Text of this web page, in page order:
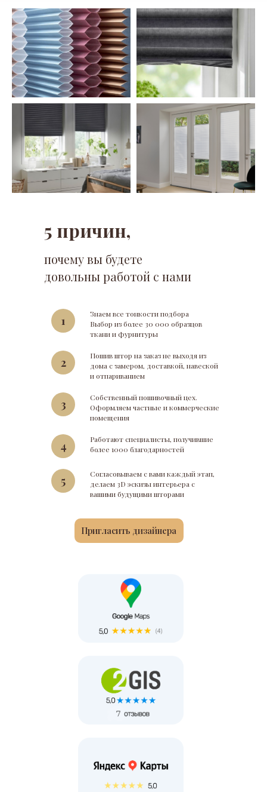
Знаем все тонкости подбора
Выбор из более 30 000 образцов
ткани и фурнитуры
1
Пошив штор на заказ не выходя из
дома с замером, доставкой, навеской
и отпариванием
2
Собственный пошивочный цех.
Оформляем частные и коммерческие
помещения
3
Работают специалисты, получившие
более 1000 благодарностей
4
Согласовываем с вами каждый этап,
делаем 3D эскизы интерьера с
вашими будущими шторами
5
5 причин,
почему вы будете
довольны работой с нами
Пригласить дизайнера